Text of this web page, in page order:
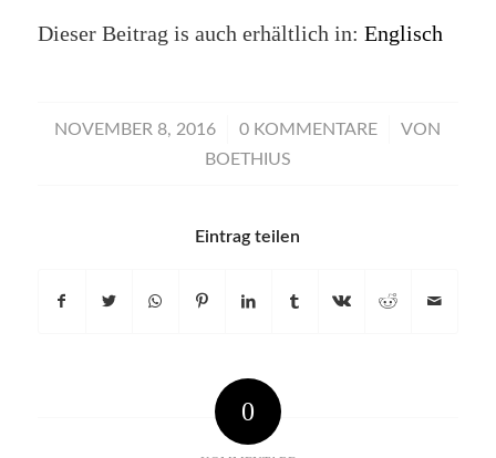
Dieser Beitrag is auch erhältlich in: Englisch
NOVEMBER 8, 2016
/ 0 KOMMENTARE
/
VON
BOETHIUS
Eintrag teilen
0